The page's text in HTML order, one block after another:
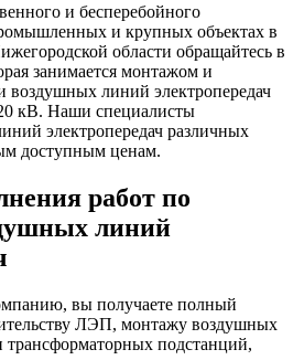
и бесперебойного
и крупных объектах в
области обращайтесь в
занимается монтажом и
воздушных линий электропередач
кВ. Наши специалисты
электропередач различных
доступным ценам.
работ по
линий
вы получаете полный
ЛЭП, монтажу воздушных
трансформаторных подстанций,